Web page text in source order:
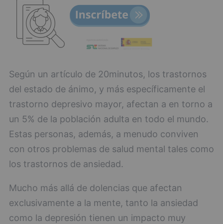
Según un artículo de 20minutos, los trastornos
del estado de ánimo, y más específicamente el
trastorno depresivo mayor, afectan a en torno a
un 5% de la población adulta en todo el mundo.
Estas personas, además, a menudo conviven
con otros problemas de salud mental tales como
los trastornos de ansiedad.
Mucho más allá de dolencias que afectan
exclusivamente a la mente, tanto la ansiedad
como la depresión tienen un impacto muy